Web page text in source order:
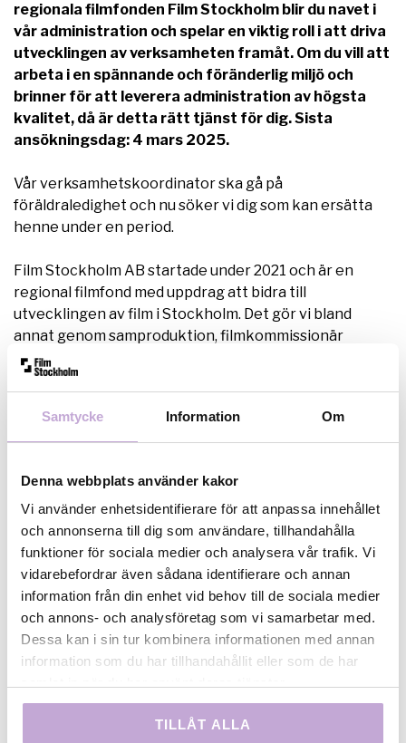
Samtycke Information Om
Denna webbplats använder kakor
Vi använder enhetsidentifierare för att anpassa innehållet
och annonserna till dig som användare, tillhandahålla
funktioner för sociala medier och analysera vår trafik. Vi
vidarebefordrar även sådana identifierare och annan
information från din enhet vid behov till de sociala medier
och annons- och analysföretag som vi samarbetar med.
Dessa kan i sin tur kombinera informationen med annan
information som du har tillhandahållit eller som de har
samlat in när du har använt deras tjänster.
TILLÅT ALLA
regionala filmfonden Film Stockholm blir du navet i
vår administration och spelar en viktig roll i att driva
utvecklingen av verksamheten framåt. Om du vill att
arbeta i en spännande och föränderlig miljö och
brinner för att leverera administration av högsta
kvalitet, då är detta rätt tjänst för dig. Sista
ansökningsdag: 4 mars 2025.
Vår verksamhetskoordinator ska gå på
föräldraledighet och nu söker vi dig som kan ersätta
henne under en period.
Film Stockholm AB startade under 2021 och är en
regional filmfond med uppdrag att bidra till
utvecklingen av film i Stockholm. Det gör vi bland
annat genom samproduktion, filmkommissionär
verksamhet och talangutveckling. Bolaget ägs av
Region Stockholm och drivs i nära samarbete med
medarbetare, inklusive vår VD.
Läs mer och gör din ansökan på Regions Stockholms
rekryteringsplattform:
https://www.regionstockholm.se/jobb/for-dig-som-
letar-jobb/lediga-jobb/film-stockholm/vikarierande-
verksamhetskoordinator-till-film-stockholm/